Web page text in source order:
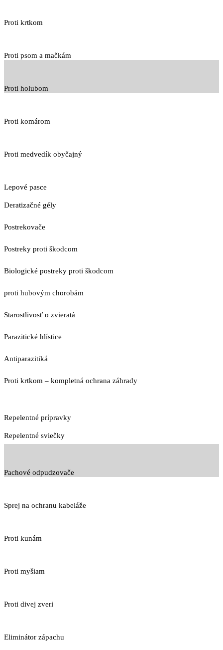
Proti krtkom
Proti psom a mačkám
Proti holubom
Proti komárom
Proti medvedík obyčajný
Lepové pasce
Deratizačné gély
Postrekovače
Postreky proti škodcom
Biologické postreky proti škodcom
proti hubovým chorobám
Starostlivosť o zvieratá
Parazitické hlístice
Antiparazitiká
Proti krtkom – kompletná ochrana záhrady
Repelentné prípravky
Repelentné sviečky
Pachové odpudzovače
Sprej na ochranu kabeláže
Proti kunám
Proti myšiam
Proti divej zveri
Eliminátor zápachu